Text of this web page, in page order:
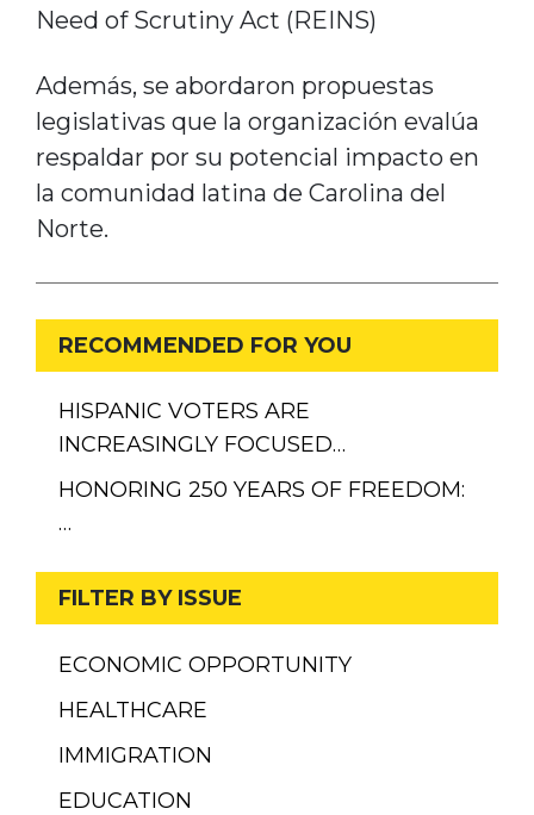
Need of Scrutiny Act (REINS)
Además, se abordaron propuestas
legislativas que la organización evalúa
respaldar por su potencial impacto en
la comunidad latina de Carolina del
Norte.
RECOMMENDED FOR YOU
HISPANIC VOTERS ARE
INCREASINGLY FOCUSED…
HONORING 250 YEARS OF FREEDOM:
…
FILTER BY ISSUE
ECONOMIC OPPORTUNITY
HEALTHCARE
IMMIGRATION
EDUCATION